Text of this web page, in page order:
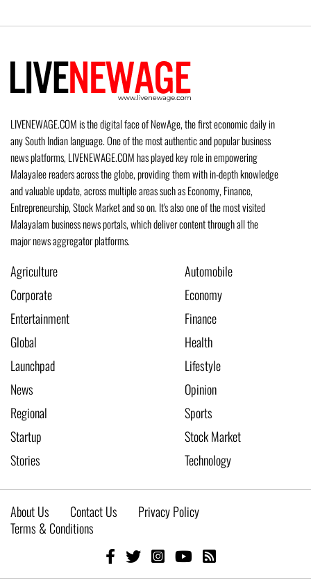
LIVENEWAGE.COM is the digital face of NewAge, the first economic daily in
any South Indian language. One of the most authentic and popular business
news platforms, LIVENEWAGE.COM has played key role in empowering
Malayalee readers across the globe, providing them with in-depth knowledge
and valuable update, across multiple areas such as Economy, Finance,
Entrepreneurship, Stock Market and so on. It's also one of the most visited
Malayalam business news portals, which deliver content through all the
major news aggregator platforms.
Agriculture
Automobile
Corporate
Economy
Entertainment
Finance
Global
Health
Launchpad
Lifestyle
News
Opinion
Regional
Sports
Startup
Stock Market
Stories
Technology
About Us Contact Us
Privacy Policy
Terms & Conditions